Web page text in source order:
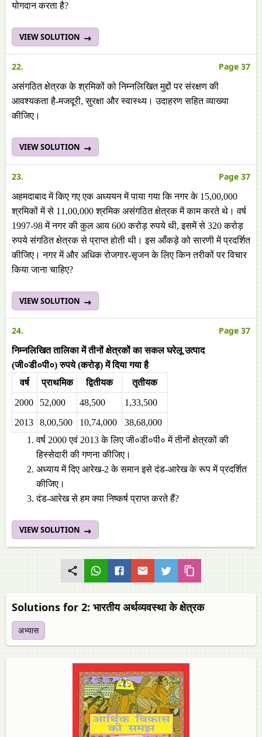
योगदान करता है?
VIEW SOLUTION
22. Page 37
असंगठित क्षेत्रक के श्रमिकों को निम्नलिखित मुद्दों पर संरक्षण की
आवश्यकता है-मजदूरी, सुरक्षा और स्वास्थ्य। उदाहरण सहित व्याख्या
कीजिए।
VIEW SOLUTION
23. Page 37
अहमदाबाद में किए गए एक अध्ययन में पाया गया कि नगर के 15,00,000
श्रमिकों में से 11,00,000 श्रमिक असंगठित क्षेत्रक में काम करते थे। वर्ष
1997-98 में नगर की कुल आय 600 करोड़ रुपये थी, इसमें से 320 करोड़
रुपये संगठित क्षेत्रक से प्राप्त होती थी। इस आँकड़े को सारणी में प्रदर्शित
कीजिए। नगर में और अधिक रोजगार-सृजन के लिए किन तरीकों पर विचार
किया जाना चाहिए?
VIEW SOLUTION
24. Page 37
निम्नलिखित तालिका में तीनों क्षेत्रकों का सकल घरेलू उत्पाद
(जी०डी०पी०) रुपये (करोड़) में दिया गया है
वर्ष
प्राथमिक द्वितीयक
तृतीयक
2000
52,000 48,500
1,33,500
2013
8,00,500 10,74,000
38,68,000
वर्ष 2000 एवं 2013 के लिए जी०डी०पी० में तीनों क्षेत्रकों की
हिस्सेदारी की गणना कीजिए।
अध्याय में दिए आरेख-2 के समान इसे दंड-आरेख के रूप में प्रदर्शित
कीजिए।
दंड-आरेख से हम क्या निष्कर्ष प्राप्त करते हैं?
VIEW SOLUTION
Solutions for 2: भारतीय अर्थव्यवस्था के क्षेत्रक
अभ्यास